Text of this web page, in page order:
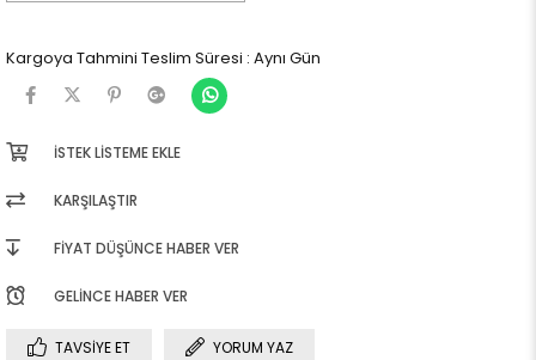
Kargoya Tahmini Teslim Süresi : Aynı Gün
İSTEK LISTEME EKLE
KARŞILAŞTIR
FIYAT DÜŞÜNCE HABER VER
GELINCE HABER VER
TAVSIYE ET
YORUM YAZ